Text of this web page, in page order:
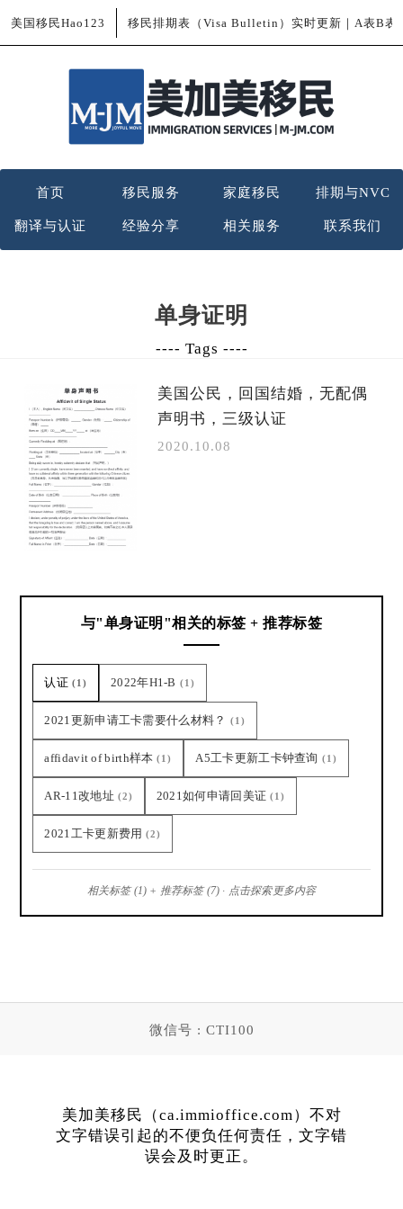
美国移民Hao123 移民排期表（Visa Bulletin）实时更新｜A表B表
首页 移民服务 家庭移民 排期与NVC
翻译与认证 经验分享 相关服务 联系我们
单身证明
---- Tags ----
美国公民，回国结婚，无配偶
声明书，三级认证
2020.10.08
与"单身证明"相关的标签 + 推荐标签
认证 (1) 2022年H1-B (1)
2021更新申请工卡需要什么材料？ (1)
affidavit of birth样本 (1) A5工卡更新工卡钟查询 (1)
AR-11改地址 (2) 2021如何申请回美证 (1)
2021工卡更新费用 (2)
相关标签 (1) + 推荐标签 (7) · 点击探索更多内容
微信号 : CTI100
美加美移民（ca.immioffice.com）不对
文字错误引起的不便负任何责任，文字错
误会及时更正。